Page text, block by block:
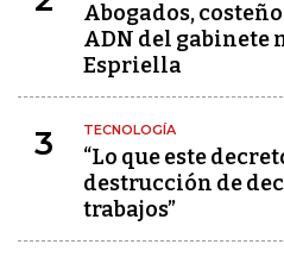
Abogados,
ADN del gabinete
Espriella
3 TECNOLOGÍA
“Lo que este
destrucción de
trabajos”